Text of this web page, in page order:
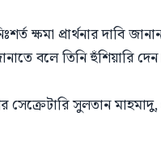
ক্ষমা প্রার্থনার দাবি
বলে তিনি হুঁশিয়ারি
সুলতান মাহমাদু,